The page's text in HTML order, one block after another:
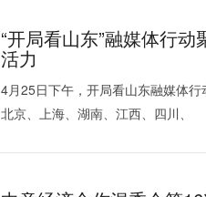
“开局看山东”融媒体行
活力
4月25日下午，开局看山东融媒体
北京、上海、湖南、江西、四川、